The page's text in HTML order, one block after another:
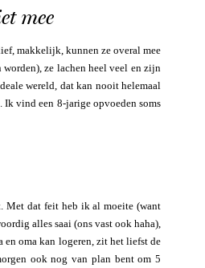
mee
makkelijk, kunnen ze overal mee
ze lachen heel veel en zijn
wereld, dat kan nooit helemaal
vind een 8-jarige opvoeden soms
Met dat feit heb ik al moeite (want
alles saai (ons vast ook haha),
en oma kan logeren, zit het liefst de
ook nog van plan bent om 5